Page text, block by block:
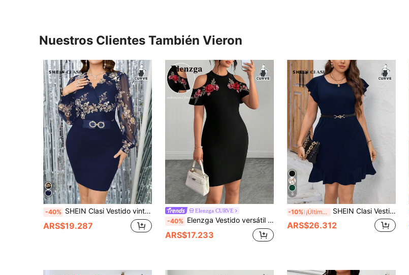
Nuestros Clientes También Vieron
-40% SHEIN Clasi Vestido vintage ajustado con parches de malla, manga larga y hombros cruzados para tallas grandes
ARS$19.287
Elenzga CURVE
-40% Elenzga Vestido versátil y de moda con estampado floral y hombros descubiertos para mujer de talla grande
ARS$17.233
9
-10% ¡Últimos 3 días SHEIN Clasi Vestido casual de verano de talla grande de unicolor con volantes, atuendos de oficina para mujeres
ARS$26.312